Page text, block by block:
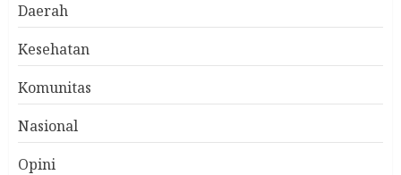
Daerah
Kesehatan
Komunitas
Nasional
Opini